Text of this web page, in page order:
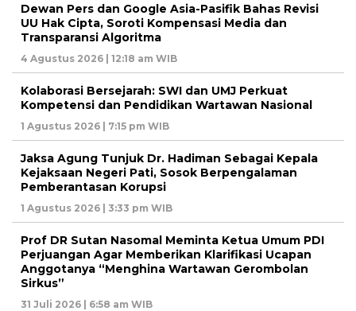
Dewan Pers dan Google Asia-Pasifik Bahas Revisi
UU Hak Cipta, Soroti Kompensasi Media dan
Transparansi Algoritma
4 Agustus 2026 | 12:18 am WIB
Kolaborasi Bersejarah: SWI dan UMJ Perkuat
Kompetensi dan Pendidikan Wartawan Nasional
1 Agustus 2026 | 7:15 pm WIB
Jaksa Agung Tunjuk Dr. Hadiman Sebagai Kepala
Kejaksaan Negeri Pati, Sosok Berpengalaman
Pemberantasan Korupsi
1 Agustus 2026 | 3:33 pm WIB
Prof DR Sutan Nasomal Meminta Ketua Umum PDI
Perjuangan Agar Memberikan Klarifikasi Ucapan
Anggotanya “Menghina Wartawan Gerombolan
Sirkus”
31 Juli 2026 | 6:58 am WIB